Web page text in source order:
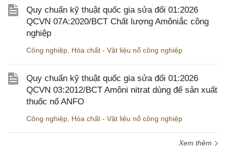
Quy chuẩn kỹ thuật quốc gia sửa đổi 01:2026
QCVN 07A:2020/BCT Chất lượng Amôniắc công
nghiệp
Công nghiệp Hóa chất - Vật liệu nổ công nghiệp
Quy chuẩn kỹ thuật quốc gia sửa đổi 01:2026
QCVN 03:2012/BCT Amôni nitrat dùng để sản xuất
thuốc nổ ANFO
Công nghiệp Hóa chất - Vật liệu nổ công nghiệp
Xem thêm